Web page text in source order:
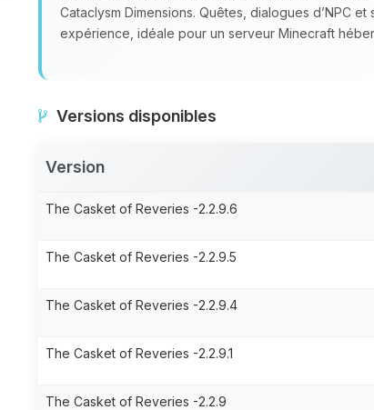
Cataclysm Dimensions. Quêtes, dialogues d’NPC
expérience, idéale pour un serveur Minecraft
Versions disponibles
Version
The Casket of Reveries -2.2.9.6
The Casket of Reveries -2.2.9.5
The Casket of Reveries -2.2.9.4
The Casket of Reveries -2.2.9.1
The Casket of Reveries -2.2.9